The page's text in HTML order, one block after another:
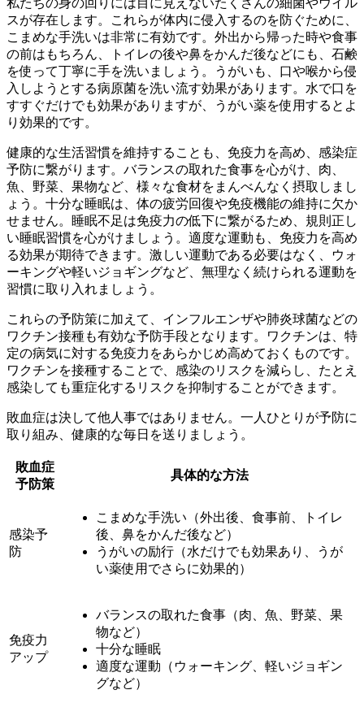
スが存在します。これらが体内に侵入するのを防ぐために、
こまめな手洗いは非常に有効です。外出から帰った時や食事
の前はもちろん、トイレの後や鼻をかんだ後などにも、石鹸
を使って丁寧に手を洗いましょう。うがいも、口や喉から侵
入しようとする病原菌を洗い流す効果があります。水で口を
すすぐだけでも効果がありますが、うがい薬を使用するとよ
り効果的です。
健康的な生活習慣を維持することも、免疫力を高め、感染症
予防に繋がります。バランスの取れた食事を心がけ、肉、
魚、野菜、果物など、様々な食材をまんべんなく摂取しまし
ょう。十分な睡眠は、体の疲労回復や免疫機能の維持に欠か
せません。睡眠不足は免疫力の低下に繋がるため、規則正し
い睡眠習慣を心がけましょう。適度な運動も、免疫力を高め
る効果が期待できます。激しい運動である必要はなく、ウォ
ーキングや軽いジョギングなど、無理なく続けられる運動を
習慣に取り入れましょう。
これらの予防策に加えて、インフルエンザや肺炎球菌などの
ワクチン接種も有効な予防手段となります。ワクチンは、特
定の病気に対する免疫力をあらかじめ高めておくものです。
ワクチンを接種することで、感染のリスクを減らし、たとえ
感染しても重症化するリスクを抑制することができます。
敗血症は決して他人事ではありません。一人ひとりが予防に
取り組み、健康的な毎日を送りましょう。
敗血症
予防策
具体的な方法
感染予
防
こまめな手洗い（外出後、食事前、トイレ
後、鼻をかんだ後など）
うがいの励行（水だけでも効果あり、うが
い薬使用でさらに効果的）
免疫力
アップ
バランスの取れた食事（肉、魚、野菜、果
物など）
十分な睡眠
適度な運動（ウォーキング、軽いジョギン
グなど）